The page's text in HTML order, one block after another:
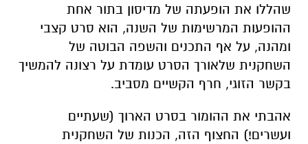
שהללו את הופעתה של מדיסון בתור אחת
ההופעות המרשימות של השנה, הוא סרט קצבי
ומהנה, על אף התכנים והשפה הבוטה של
השחקנית שלאורך הסרט עומדת על רצונה להמשיך
בקשר הזוגי, חרף הקשיים מסביב.
אהבתי את ההומור בסרט הארוך (שעתיים
ועשרים!) החצוף הזה, הכנות של השחקנית